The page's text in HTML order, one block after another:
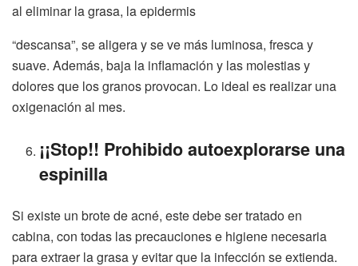
al eliminar la grasa, la epidermis
“descansa”, se aligera y se ve más luminosa, fresca y
suave. Además, baja la inflamación y las molestias y
dolores que los granos provocan. Lo ideal es realizar una
oxigenación al mes.
¡¡Stop!! Prohibido autoexplorarse una
espinilla
Si existe un brote de acné, este debe ser tratado en
cabina, con todas las precauciones e higiene necesaria
para extraer la grasa y evitar que la infección se extienda.